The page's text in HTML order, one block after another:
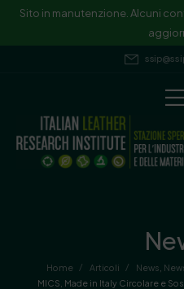
Sito in manutenzione. Alcuni
Home / Articoli / News
MICS, Made in Italy Circolare e